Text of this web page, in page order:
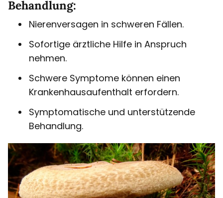
Behandlung:
Nierenversagen in schweren Fällen.
Sofortige ärztliche Hilfe in Anspruch
nehmen.
Schwere Symptome können einen
Krankenhausaufenthalt erfordern.
Symptomatische und unterstützende
Behandlung.